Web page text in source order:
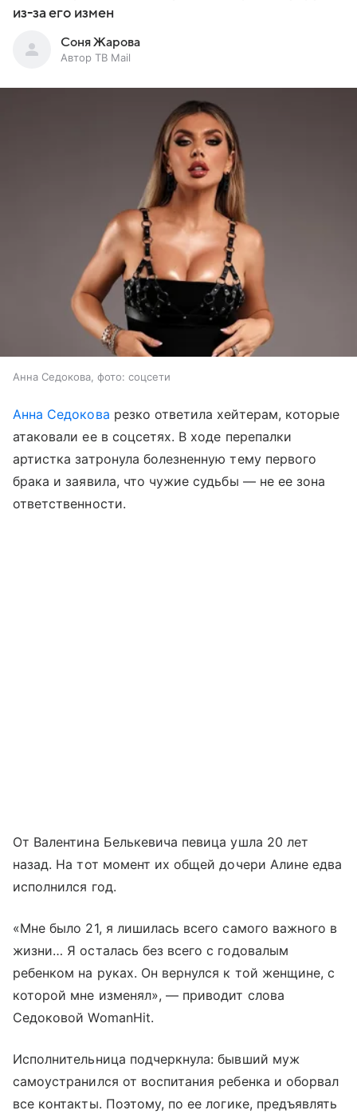
из-за его измен
Соня Жарова
Автор ТВ Mail
Анна Седокова, фото: соцсети
Анна Седокова резко ответила хейтерам, которые
атаковали ее в соцсетях. В ходе перепалки
артистка затронула болезненную тему первого
брака и заявила, что чужие судьбы — не ее зона
ответственности.
От Валентина Белькевича певица ушла 20 лет
назад. На тот момент их общей дочери Алине едва
исполнился год.
«Мне было 21, я лишилась всего самого важного в
жизни… Я осталась без всего с годовалым
ребенком на руках. Он вернулся к той женщине, с
которой мне изменял», — приводит слова
Седоковой WomanHit.
Исполнительница подчеркнула: бывший муж
самоустранился от воспитания ребенка и оборвал
все контакты. Поэтому, по ее логике, предъявлять